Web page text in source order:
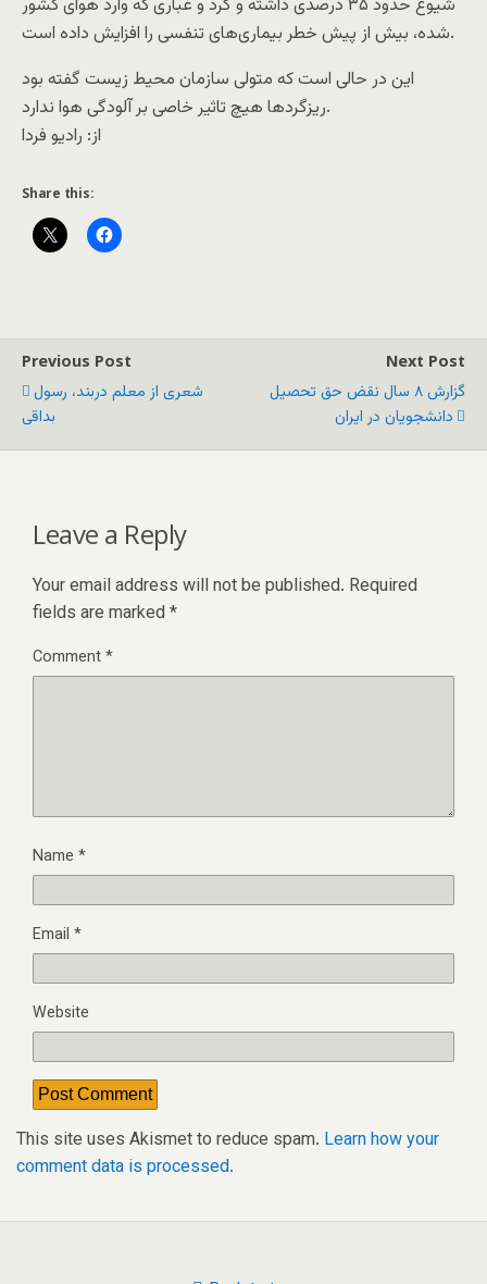
شیوع حدود ۳۵ درصدی داشته و گرد و غباری که وارد هوای کشور
شده، بیش از پیش خطر بیماری‌های تنفسی را افزایش داده است.
این در حالی است که متولی سازمان محیط زیست گفته بود
ریزگردها هیچ تاثیر خاصی بر آلودگی هوا ندارد.
از: راديو فردا
Share this:
Previous Post
شعری از معلم دربند، رسول
بداقی
Next Post
گزارش ۸ سال نقض حق تحصیل
دانشجویان در ایران
Leave a Reply
Your email address will not be published. Required
fields are marked *
Comment*
Name *
Email *
Website
This site uses Akismet to reduce spam. Learn how your
comment data is processed.